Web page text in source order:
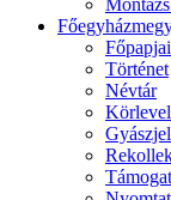
Történet
Névtár